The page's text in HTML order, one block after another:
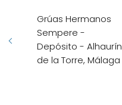
Grúas Hermanos
Sempere -
Depósito - Alhaurín
de la Torre, Málaga